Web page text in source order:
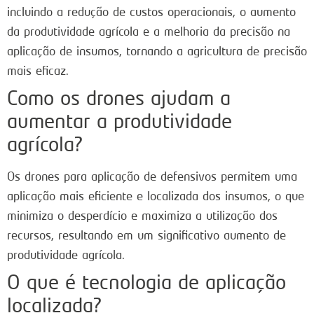
incluindo a redução de custos operacionais, o aumento
da produtividade agrícola e a melhoria da precisão na
aplicação de insumos, tornando a agricultura de precisão
mais eficaz.
Como os drones ajudam a
aumentar a produtividade
agrícola?
Os drones para aplicação de defensivos permitem uma
aplicação mais eficiente e localizada dos insumos, o que
minimiza o desperdício e maximiza a utilização dos
recursos, resultando em um significativo aumento de
produtividade agrícola.
O que é tecnologia de aplicação
localizada?